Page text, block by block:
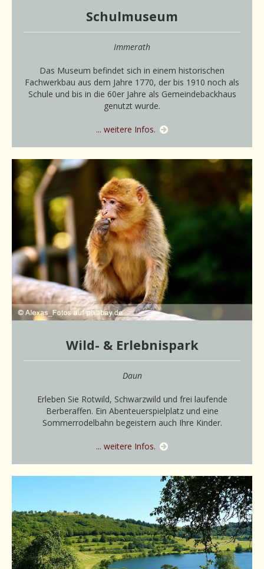
Schulmuseum
Immerath
Das Museum befindet sich in einem historischen
Fachwerkbau aus dem Jahre 1770, der bis 1910 noch als
Schule und bis in die 60er Jahre als Gemeindebackhaus
genutzt wurde.
... weitere Infos.
Wild- & Erlebnispark
Daun
Erleben Sie Rotwild, Schwarzwild und frei laufende
Berberaffen. Ein Abenteuerspielplatz und eine
Sommerrodelbahn begeistern auch Ihre Kinder.
... weitere Infos.